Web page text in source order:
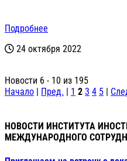
Подробнее
24 октября 2022
Новости 6 - 10 из 195
Начало | Пред. | 1 2 3 4 5 |
НОВОСТИ ИНСТИТУТА
МЕЖДУНАРОДНОГО